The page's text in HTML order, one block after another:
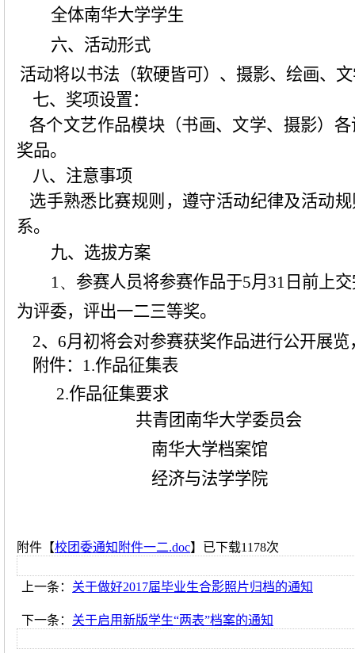
全体南华大学学生
六、活动形式
活动将以书法（软硬皆可）、摄影、绘画、
七、奖项设置：
各个文艺作品模块（书画、文学、摄影）
奖品。
八、注意事项
选手熟悉比赛规则，遵守活动纪律及活动
系。
九、选拔方案
1、 参赛人员将参赛作品于5月 31 日前上
为评委，评出一二三等奖。
2、 6月初将会对参赛获奖作品进行公开展
附件： 1.作品征集表
2.作品征集要求
共青团南华大学委员会
南华大学档案馆
经济与法学学院
附件【校团委通知附件一二.doc】已下载1178次
上一条： 关于做好2017届毕业生合影照片归档的通知
下一条： 关于启用新版学生“两表”档案的通知